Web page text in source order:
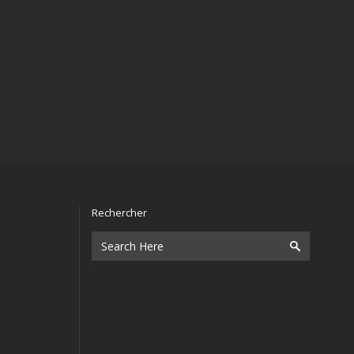
Rechercher